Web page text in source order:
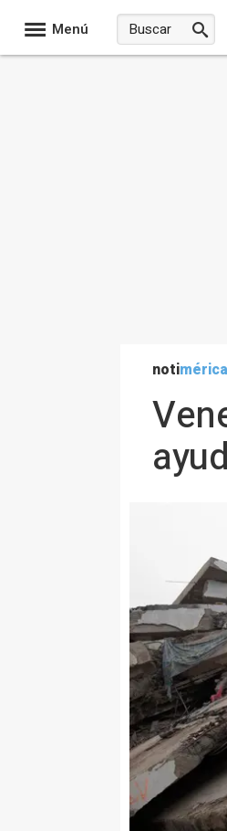
Menú
notimérica